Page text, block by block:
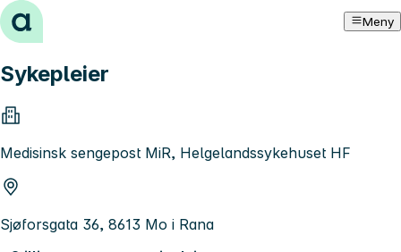
Hopp til innhold Meny
Sykepleier
Medisinsk sengepost MiR, Helgelandssykehuset HF
Sjøforsgata 36, 8613 Mo i Rana